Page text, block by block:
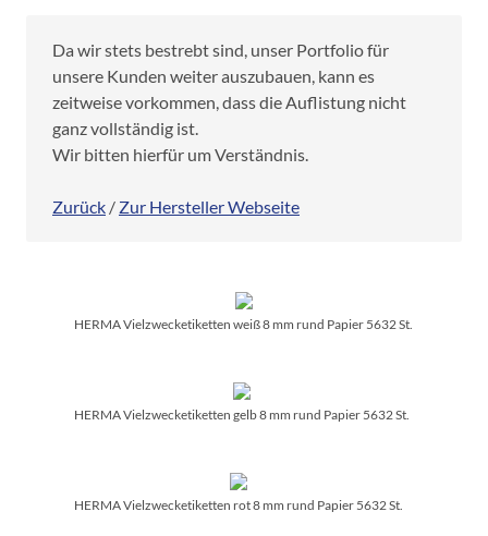
Da wir stets bestrebt sind, unser Portfolio für
unsere Kunden weiter auszubauen, kann es
zeitweise vorkommen, dass die Auflistung nicht
ganz vollständig ist.
Wir bitten hierfür um Verständnis.
Zurück / Zur Hersteller Webseite
HERMA Vielzwecketiketten weiß 8 mm rund Papier 5632 St.
HERMA Vielzwecketiketten gelb 8 mm rund Papier 5632 St.
HERMA Vielzwecketiketten rot 8 mm rund Papier 5632 St.